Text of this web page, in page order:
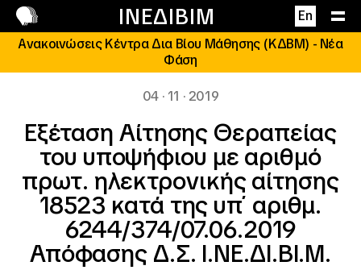
ΙΝΕΔΙΒΙΜ En
Επικοινωνία
Ανακοινώσεις Κέντρα Δια Βίου Μάθησης (ΚΔΒΜ) - Νέα
Φάση
04 · 11 · 2019
Εξέταση Αίτησης Θεραπείας
του υποψήφιου με αριθμό
πρωτ. ηλεκτρονικής αίτησης
18523 κατά της υπ΄ αριθμ.
6244/374/07.06.2019
Απόφασης Δ.Σ. Ι.ΝΕ.ΔΙ.ΒΙ.Μ.